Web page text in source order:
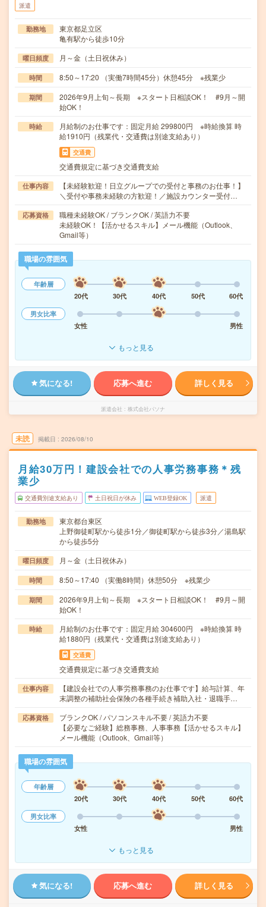
派遣
勤務地
東京都足立区
亀有駅から徒歩10分
曜日頻度 月～金（土日祝休み）
時間 8:50～17:20 （実働7時間45分）休憩45分 ※残業少
期間
2026年9月上旬～長期 ※スタート日相談OK！ #9月～開
始OK！
時給
月給制のお仕事です：固定月給 299800円 ※時給換算 時
給1910円（残業代・交通費は別途支給あり）
交通費
交通費規定に基づき交通費支給
仕事内容
【未経験歓迎！日立グループでの受付と事務のお仕事！】
＼受付や事務未経験の方歓迎！／施設カウンター受付…
応募資格
職種未経験OK / ブランクOK / 英語力不要
未経験OK！【活かせるスキル】メール機能（Outlook、
Gmail等）
職場の雰囲気
年齢層
20代
30代 40代 50代
60代
男女比率
女性
男性
もっと見る
気になる! 応募へ進む 詳しく見る
派遣会社 株式会社パソナ
未読 掲載日 2026/08/10
月給30万円！建設会社での人事労務事務＊残
業少
交通費別途支給あり 土日祝日が休み WEB登録OK 派遣
勤務地
東京都台東区
上野御徒町駅から徒歩1分／御徒町駅から徒歩3分／湯島駅
から徒歩5分
曜日頻度 月～金（土日祝休み）
時間 8:50～17:40 （実働8時間）休憩50分 ※残業少
期間
2026年9月上旬～長期 ※スタート日相談OK！ #9月～開
始OK！
時給
月給制のお仕事です：固定月給 304600円 ※時給換算 時
給1880円（残業代・交通費は別途支給あり）
交通費
交通費規定に基づき交通費支給
仕事内容
【建設会社での人事労務事務のお仕事です】給与計算、年
末調整の補助社会保険の各種手続き補助入社・退職手…
応募資格
ブランクOK / パソコンスキル不要 / 英語力不要
【必要なご経験】総務事務、人事事務【活かせるスキル】
メール機能（Outlook、Gmail等）
職場の雰囲気
年齢層
20代
30代 40代 50代
60代
男女比率
女性
男性
もっと見る
気になる! 応募へ進む 詳しく見る